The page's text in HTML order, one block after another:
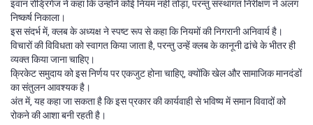
इवान रोड्रिगेज ने कहा कि उन्होंने कोई नियम नहीं तोड़ा, परन्तु संस्थागत निरीक्षण ने अलग
निष्कर्ष निकाला।
इस संदर्भ में, क्लब के अध्यक्ष ने स्पष्ट रूप से कहा कि नियमों की निगरानी अनिवार्य है।
विचारों की विविधता को स्वागत किया जाता है, परन्तु उन्हें क्लब के कानूनी ढांचे के भीतर ही
व्यक्त किया जाना चाहिए।
क्रिकेट समुदाय को इस निर्णय पर एकजुट होना चाहिए, क्योंकि खेल और सामाजिक मानदंडों
का संतुलन आवश्यक है।
अंत में, यह कहा जा सकता है कि इस प्रकार की कार्यवाही से भविष्य में समान विवादों को
रोकने की आशा बनी रहती है।